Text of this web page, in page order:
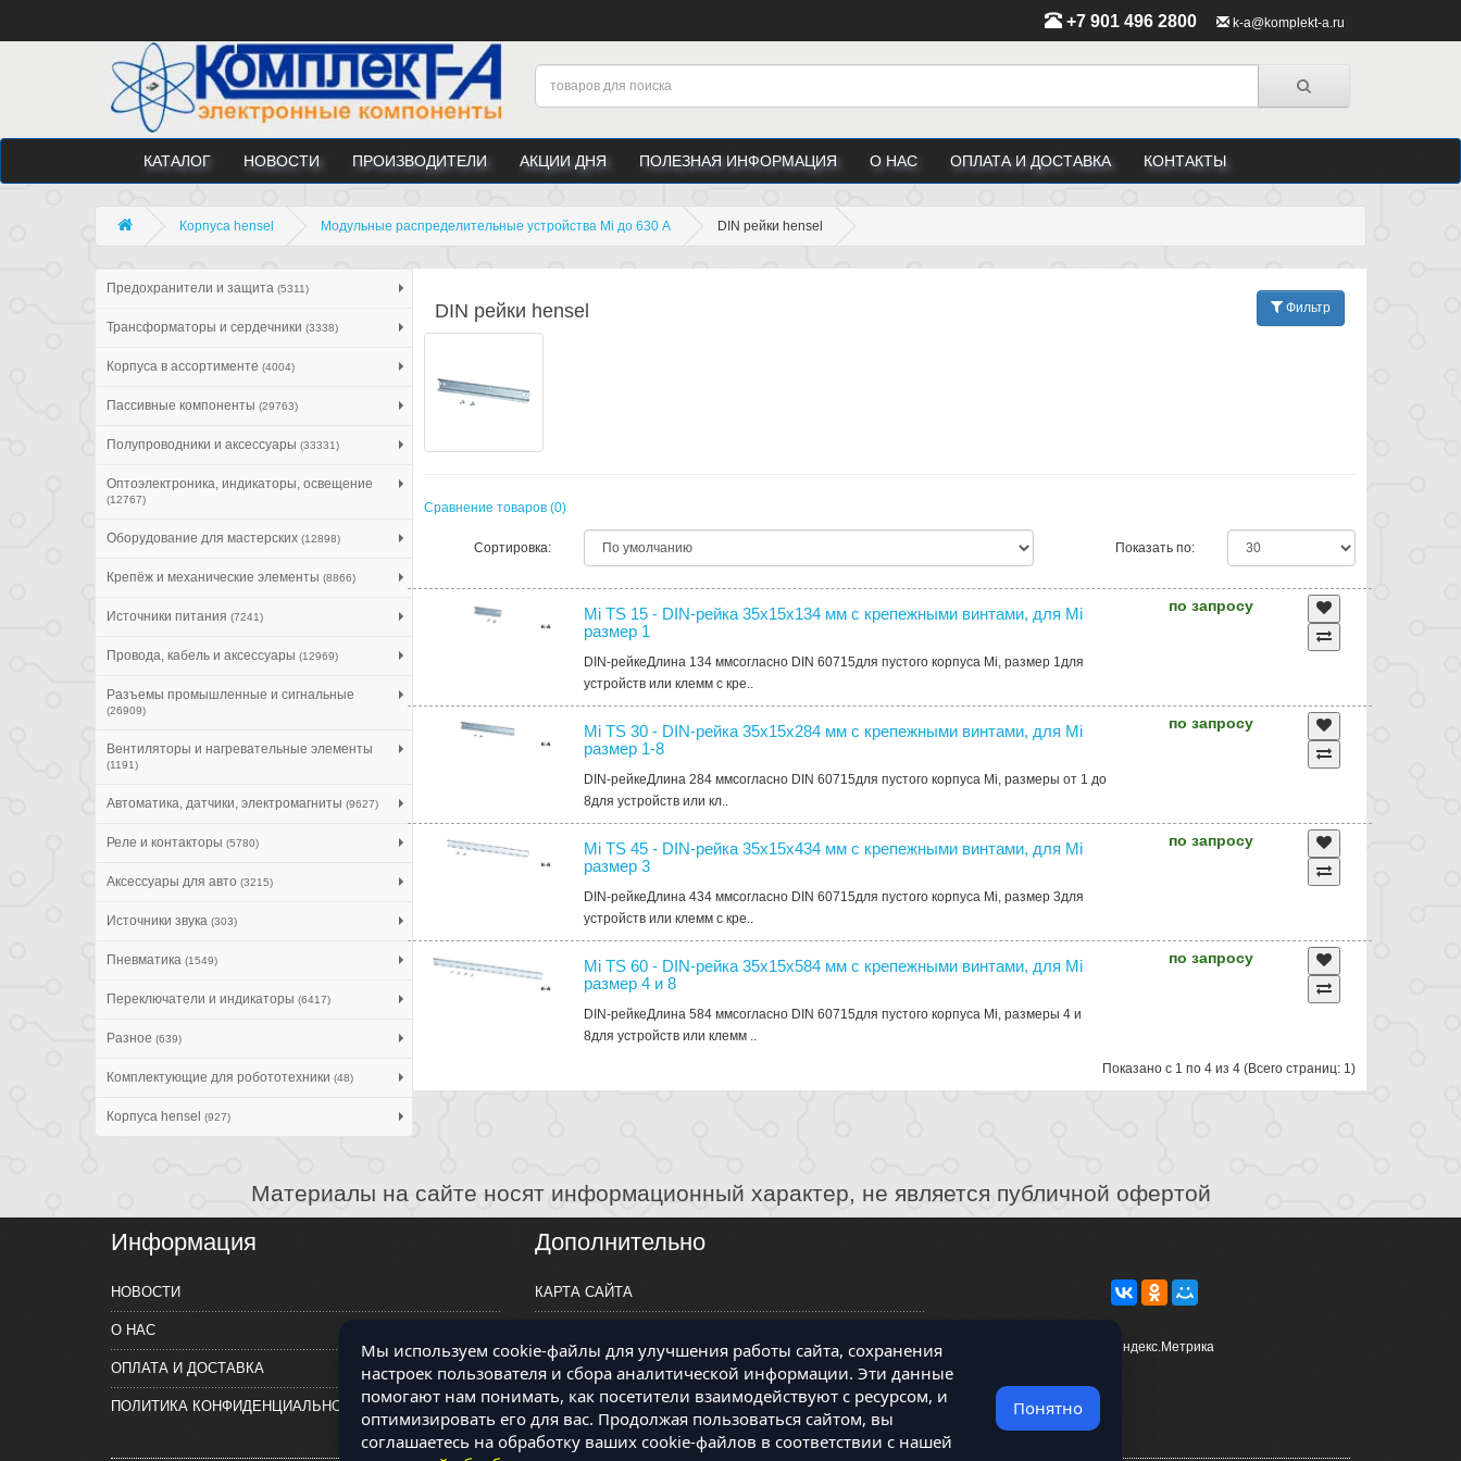
+7 901 496 2800 k-a@komplekt-a.ru
КАТАЛОГ НОВОСТИ ПРОИЗВОДИТЕЛИ АКЦИИ ДНЯ ПОЛЕЗНАЯ ИНФОРМАЦИЯ О НАС ОПЛАТА И ДОСТАВКА КОНТАКТЫ
Корпуса hensel Модульные распределительные устройства Mi до 630 А DIN рейки hensel
Предохранители и защита (5311)
Трансформаторы и сердечники (3338)
Корпуса в ассортименте (4004)
Пассивные компоненты (29763)
Полупроводники и аксессуары (33331)
Оптоэлектроника, индикаторы, освещение
(12767)
Оборудование для мастерских (12898)
Крепёж и механические элементы (8866)
Источники питания (7241)
Провода, кабель и аксессуары (12969)
Разъемы промышленные и сигнальные
(26909)
Вентиляторы и нагревательные элементы
(1191)
Автоматика, датчики, электромагниты (9627)
Реле и контакторы (5780)
Аксессуары для авто (3215)
Источники звука (303)
Пневматика (1549)
Переключатели и индикаторы (6417)
Разное (639)
Комплектующие для робототехники (48)
Корпуса hensel (927)
Фильтр
DIN рейки hensel
Сравнение товаров (0)
Сортировка: Показать по:
Mi TS 15 - DIN-рейка 35х15х134 мм с крепежными винтами, для Mi
размер 1
DIN-рейкеДлина 134 ммсогласно DIN 60715для пустого корпуса Mi, размер 1для
устройств или клемм с кре..
по запросу
Mi TS 30 - DIN-рейка 35х15х284 мм с крепежными винтами, для Mi
размер 1-8
DIN-рейкеДлина 284 ммсогласно DIN 60715для пустого корпуса Mi, размеры от 1 до
8для устройств или кл..
по запросу
Mi TS 45 - DIN-рейка 35х15х434 мм с крепежными винтами, для Mi
размер 3
DIN-рейкеДлина 434 ммсогласно DIN 60715для пустого корпуса Mi, размер 3для
устройств или клемм с кре..
по запросу
Mi TS 60 - DIN-рейка 35х15х584 мм с крепежными винтами, для Mi
размер 4 и 8
DIN-рейкеДлина 584 ммсогласно DIN 60715для пустого корпуса Mi, размеры 4 и
8для устройств или клемм ..
по запросу
Показано с 1 по 4 из 4 (Всего страниц: 1)
Материалы на сайте носят информационный характер, не является публичной офертой
Информация
НОВОСТИ
О НАС
ОПЛАТА И ДОСТАВКА
ПОЛИТИКА КОНФИДЕНЦИАЛЬНОСТИ
Дополнительно
КАРТА САЙТА
КОНТАКТЫ
Мы используем cookie-файлы для улучшения работы сайта, сохранения
настроек пользователя и сбора аналитической информации. Эти данные
помогают нам понимать, как посетители взаимодействуют с ресурсом, и
оптимизировать его для вас. Продолжая пользоваться сайтом, вы
соглашаетесь на обработку ваших cookie-файлов в соответствии с нашей
Понятно